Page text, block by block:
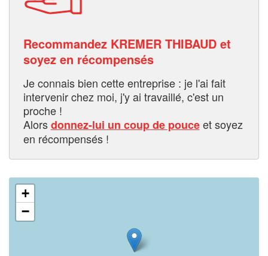
Recommandez KREMER THIBAUD et
soyez en récompensés
Je connais bien cette entreprise : je l'ai fait
intervenir chez moi, j'y ai travaillé, c'est un
proche !
Alorsdonnez-lui un coup de pouceet soyez
en récompensés !
+
−